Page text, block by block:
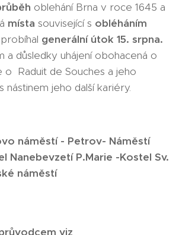
oblehání Brna v roce 1645 a
místa související s obléháním
generální útok 15. srpna.
a důsledky uhájení obohacená o
o Raduit de Souches a jeho
nástinem jeho další kariéry.
náměstí - Petrov- Náměstí
Nanebevzetí P.Marie -Kostel Sv.
náměstí
viz